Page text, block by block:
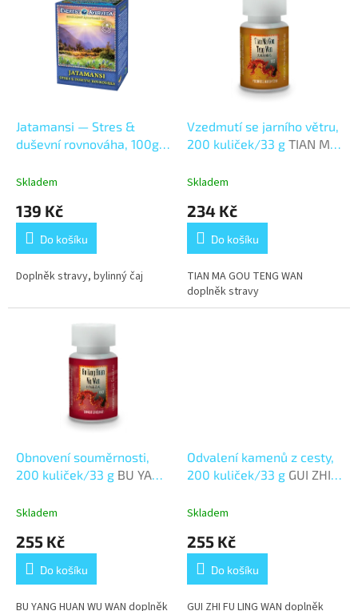
Jatamansi — Stres &
duševní rovnováha, 100g
Skladem
139 Kč
Do košíku
Doplněk stravy, bylinný čaj
Vzedmutí se jarního větru,
200 kuliček/33 g TIAN MA
Skladem
234 Kč
Do košíku
TIAN MA GOU TENG WAN
doplněk stravy
Obnovení souměrnosti,
200 kuliček/33 g BU YANG
Skladem
255 Kč
Do košíku
BU YANG HUAN WU WAN doplněk
Odvalení kamenů z cesty,
200 kuliček/33 g GUI ZHI
Skladem
255 Kč
Do košíku
GUI ZHI FU LING WAN doplněk